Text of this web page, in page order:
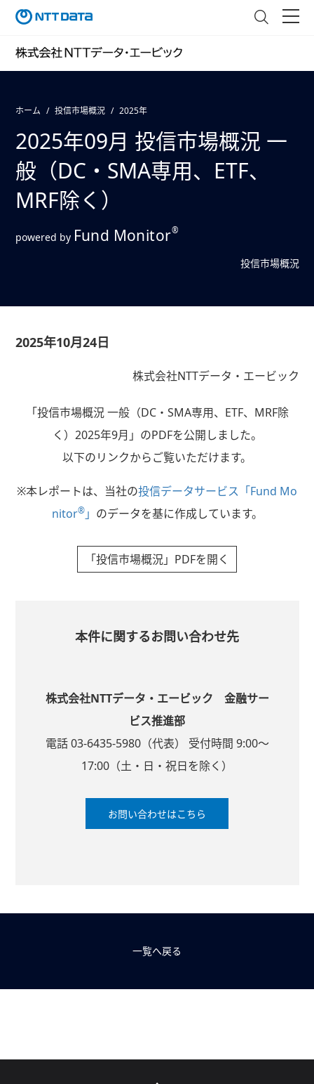
ホーム 投信市場概況 2025年
2025年09月 投信市場概況 一
般（DC・SMA専用、ETF、
MRF除く）
powered by Fund Monitor®
投信市場概況
2025年10月24日
株式会社NTTデータ・エービック
「投信市場概況 一般（DC・SMA専用、ETF、MRF除
く）2025年9月」のPDFを公開しました。
以下のリンクからご覧いただけます。
※本レポートは、当社の投信データサービス「Fund Mo
nitor®」 のデータを基に作成しています。
「投信市場概況」PDFを開く
本件に関するお問い合わせ先
株式会社NTTデータ・エービック 金融サー
ビス推進部
電話 03-6435-5980（代表） 受付時間 9:00～
17:00（土・日・祝日を除く）
お問い合わせはこちら
一覧へ戻る